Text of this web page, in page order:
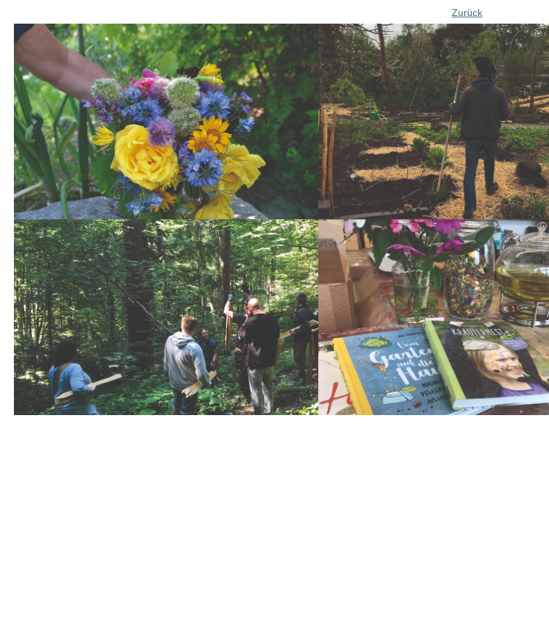
Zurück